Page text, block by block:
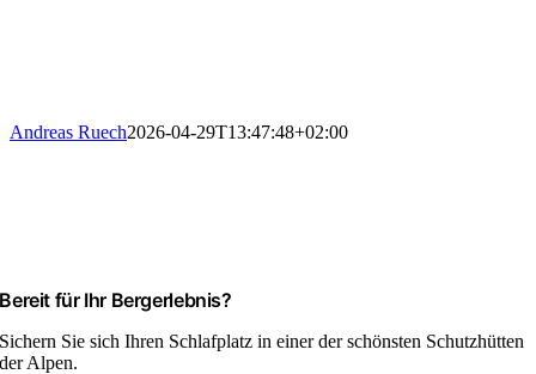
Andreas Ruech2026-04-29T13:47:48+02:00
Bereit für Ihr Bergerlebnis?
Sichern Sie sich Ihren Schlafplatz in einer der schönsten Schutzhütten
der Alpen.